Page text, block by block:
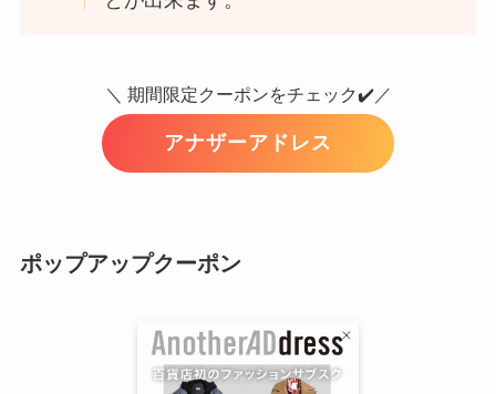
＼ 期間限定クーポンをチェック✔️／
アナザーアドレス
ポップアップクーポン